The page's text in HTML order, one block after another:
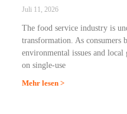
Juli 11, 2026
The food service industry is
transformation. As consumers
environmental issues and
on single-use
Mehr lesen >